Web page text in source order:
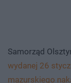
Samorząd
wydanej 26
mazurskiego